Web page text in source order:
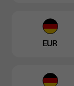
EUR